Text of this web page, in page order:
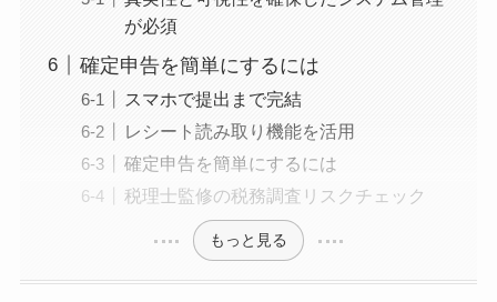
が必須
確定申告を簡単にするには
スマホで提出まで完結
レシート読み取り機能を活用
確定申告を簡単にするには
税理士監修の税務調査リスクチェック
もっと見る